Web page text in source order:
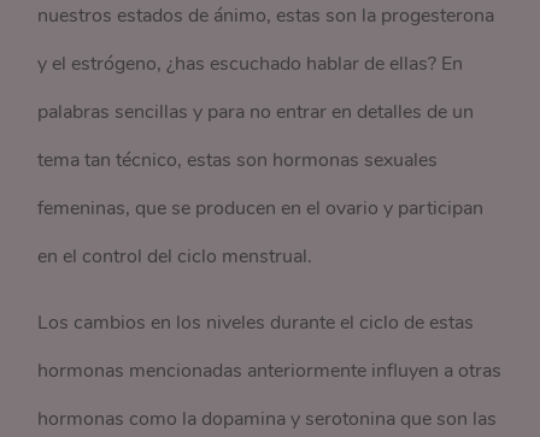
nuestros estados de ánimo, estas son la progesterona
y el estrógeno, ¿has escuchado hablar de ellas? En
palabras sencillas y para no entrar en detalles de un
tema tan técnico, estas son hormonas sexuales
femeninas, que se producen en el ovario y participan
en el control del ciclo menstrual.
Los cambios en los niveles durante el ciclo de estas
hormonas mencionadas anteriormente influyen a otras
hormonas como la dopamina y serotonina que son las